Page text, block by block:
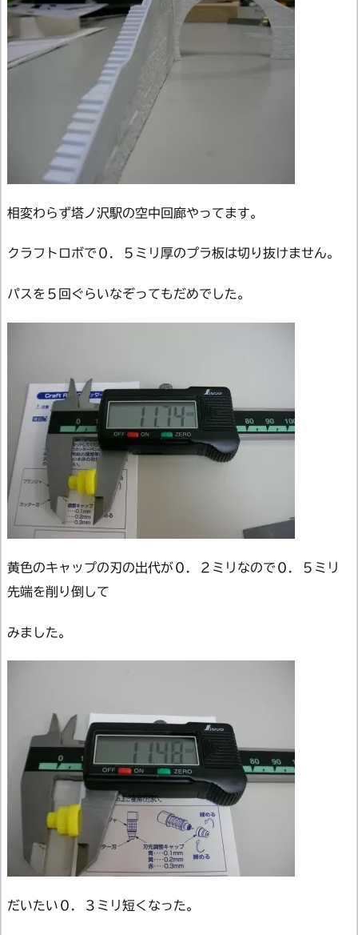
相変わらず塔ノ沢駅の空中回廊やってます。
クラフトロボで０．５ミリ厚のプラ板は切り抜けません。
パスを５回ぐらいなぞってもだめでした。
黄色のキャップの刃の出代が０．２ミリなので０．５ミリ
先端を削り倒して
みました。
だいたい０．３ミリ短くなった。